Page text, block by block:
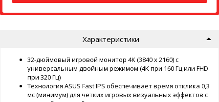
Характеристики
32-дюймовый игровой монитор 4K (3840 x 2160) с
универсальным двойным режимом (4K при 160 Гц или FHD
при 320 Гц)
Технология ASUS Fast IPS обеспечивает время отклика 0,3
мс (минимум) для четких игровых визуальных эффектов с